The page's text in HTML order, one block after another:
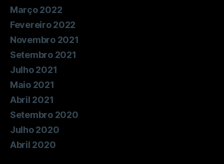
Março 2022
Fevereiro 2022
Novembro 2021
Setembro 2021
Julho 2021
Maio 2021
Abril 2021
Setembro 2020
Julho 2020
Abril 2020